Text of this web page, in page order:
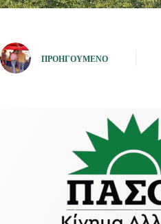
ΠΡΟΗΓΟΎΜΕΝΟ